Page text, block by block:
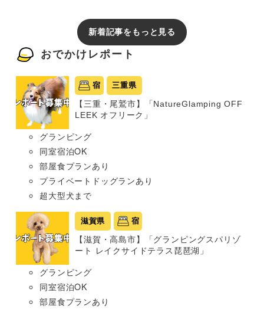
新着記事をもっと見る
おでかけレポート
宿 三重県
【三重・尾鷲市】「NatureGlamping OFF
LEEK オフリーク」
グランピング
同室宿泊OK
部屋食プランあり
プライベートドッグランあり
超大型犬まで
滋賀県 宿
【滋賀・高島市】「グランピングスパリゾ
ート レイクサイドテラス琵琶湖」
グランピング
同室宿泊OK
部屋食プランあり